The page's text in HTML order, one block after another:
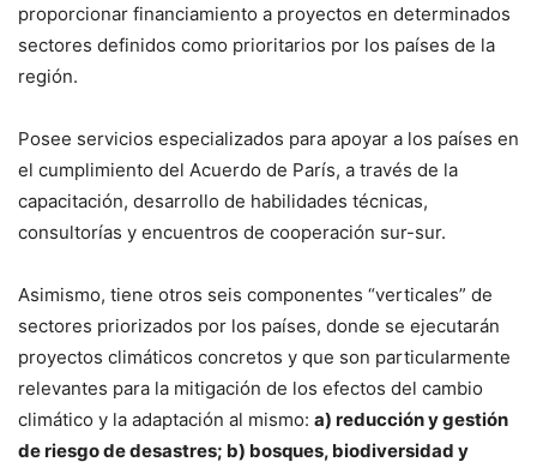
proporcionar financiamiento a proyectos en determinados
sectores definidos como prioritarios por los países de la
región.
Posee servicios especializados para apoyar a los países en
el cumplimiento del Acuerdo de París, a través de la
capacitación, desarrollo de habilidades técnicas,
consultorías y encuentros de cooperación sur-sur.
Asimismo, tiene otros seis componentes “verticales” de
sectores priorizados por los países, donde se ejecutarán
proyectos climáticos concretos y que son particularmente
relevantes para la mitigación de los efectos del cambio
climático y la adaptación al mismo: a) reducción y gestión
de riesgo de desastres; b) bosques, biodiversidad y